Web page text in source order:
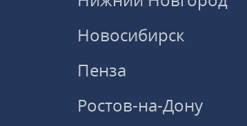
Новосибирск
Пенза
Ростов-на-Дону